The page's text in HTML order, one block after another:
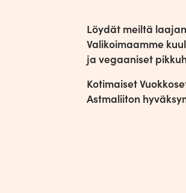
Löydät meiltä
Valikoimaamme
ja vegaaniset
Kotimaiset
Astmaliiton